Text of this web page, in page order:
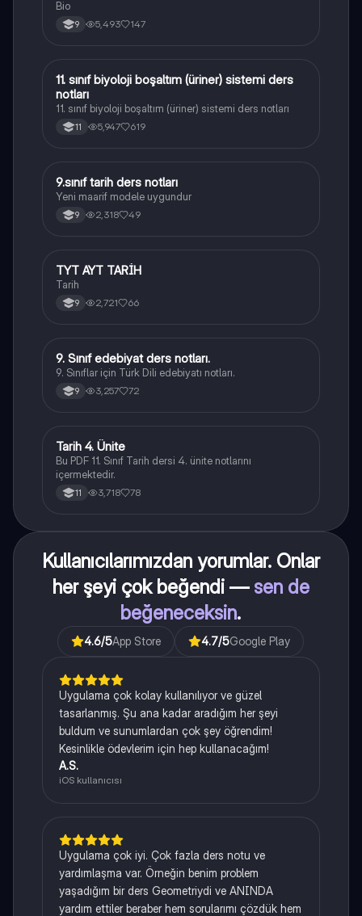
Bio
9 5,493 147
Biyoloji
11. sınıf biyoloji boşaltım (üriner) sistemi ders
notları
11. sınıf biyoloji boşaltım (üriner) sistemi ders notları
11 5,947 619
Tarih
9.sınıf tarih ders notları
Yeni maarif modele uygundur
9 2,318 49
Tarih
TYT AYT TARİH
Tarih
9 2,721 66
Türk Dili ve Edebiyatı
9. Sınıf edebiyat ders notları.
9. Sınıflar için Türk Dili edebiyatı notları.
9 3,257 72
Tarih
Tarih 4. Ünite
Bu PDF 11. Sınıf Tarih dersi 4. ünite notlarını
içermektedir.
11 3,718 78
Kullanıcılarımızdan yorumlar. Onlar
her şeyi çok beğendi — sen de
beğeneceksin.
4.6/5App Store 4.7/5Google Play
Uygulama çok kolay kullanılıyor ve güzel
tasarlanmış. Şu ana kadar aradığım her şeyi
buldum ve sunumlardan çok şey öğrendim!
Kesinlikle ödevlerim için hep kullanacağım!
A.S.
iOS kullanıcısı
Uygulama çok iyi. Çok fazla ders notu ve
yardımlaşma var. Örneğin benim problem
yaşadığım bir ders Geometriydi ve ANINDA
yardım ettiler beraber hem sorularımı çözdük hem